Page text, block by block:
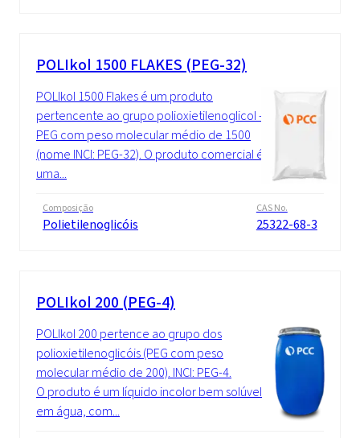
POLIkol 1500 FLAKES (PEG-32)
POLIkol 1500 Flakes é um produto
pertencente ao grupo polioxietilenoglicol -
PEG com peso molecular médio de 1500
(nome INCI: PEG-32). O produto comercial é
uma...
Composição
Polietilenoglicóis
CAS No.
25322-68-3
POLIkol 200 (PEG-4)
POLIkol 200 pertence ao grupo dos
polioxietilenoglicóis (PEG com peso
molecular médio de 200). INCI: PEG-4.
O produto é um líquido incolor bem solúvel
em água, com...